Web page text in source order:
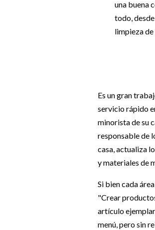
una buena
todo,
limpieza
Es un gran
servicio rápido
minorista de su
responsable de
casa, actualiza
y materiales de
Si bien cada
"Crear
artículo
menú, pero sin